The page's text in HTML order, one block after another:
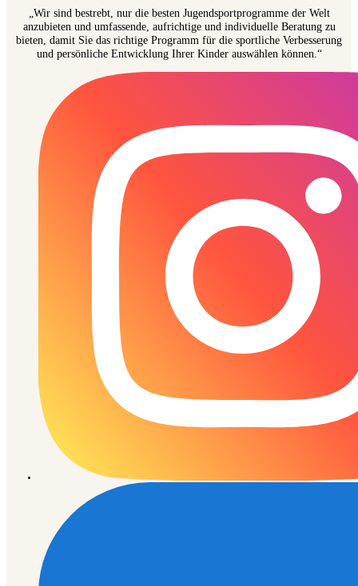
„Wir sind bestrebt, nur die besten Jugendsportprogramme der Welt
anzubieten und umfassende, aufrichtige und individuelle Beratung zu
bieten, damit Sie das richtige Programm für die sportliche Verbesserung
und persönliche Entwicklung Ihrer Kinder auswählen können.“